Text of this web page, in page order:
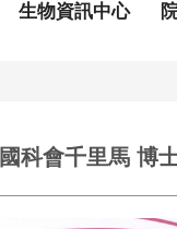
生物資訊中心
科會千里馬 博